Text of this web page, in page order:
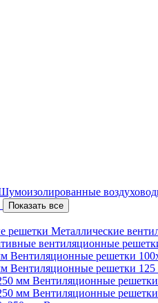
Показать все
решетки Металлические
вентиляционные
Вентиляционные решетки
Вентиляционные решетки
мм Вентиляционные
мм Вентиляционные